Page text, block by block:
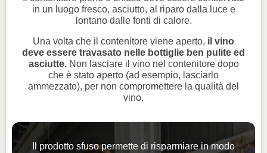
in un luogo fresco, asciutto, al riparo dalla luce e
lontano dalle fonti di calore.
Una volta che il contenitore viene aperto, il vino
deve essere travasato nelle bottiglie ben pulite ed
asciutte.Non lasciare il vino nel contenitore dopo
che è stato aperto (ad esempio, lasciarlo
ammezzato), per non compromettere la qualità del
vino.
Il prodotto sfuso permette di risparmiare in modo